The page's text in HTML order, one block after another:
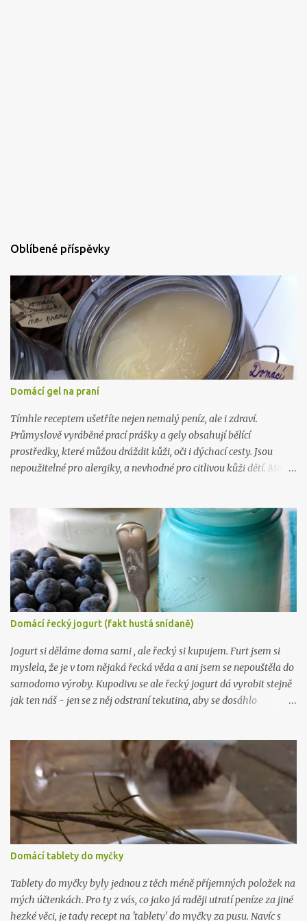
Oblíbené příspěvky
Domácí gel na praní
Tímhle receptem ušetříte nejen nemalý peníz, ale i zdraví.
Průmyslově vyráběné prací prášky a gely obsahují bělící
prostředky, které můžou dráždit kůži, oči i dýchací cesty. Jsou
nepoužitelné pro alergiky, a nevhodné pro citlivou kůži dětí. Mimo
potřebovat: 1 mýdlo na praní ( Marsejské , Jelen) 300 gr práškové
sody na praní (seženete ZDE ) 15 kapek esenciálního oleje dle
vlastního výběru (vybírejte ZDE ) 10 litrů vařící vody Mýdlo
nastrouhejte na jemno a rozmíchejte ve vroucí vodě, po rozpuštění
přimíchejte sodu, opět míchejte až do úplného rozpuštění, pak
přilívejte vařící vodu. Nechte zchladit a přidejte esenciální olej.
Nechte stát 24 hodin a je to. :) Chcete taky vyrábět víc? Pak tu
mám, ne 1, ne 2, ale už 3 knihy plné návodů , které vám poradí, jak
na to: Líbil se vám tenhle recept? Zkoukněte další návo...
Domácí řecký jogurt (fakt hustá snídaně)
Jogurt si děláme doma sami , ale řecký si kupujem. Furt jsem si
myslela, že je v tom nějaká řecká věda a ani jsem se nepouštěla do
samodomo výroby. Kupodivu se ale řecký jogurt dá vyrobit stejně
jak ten náš - jen se z něj odstraní tekutina, aby se dosáhlo
zkuste ji. Je řecky božská. Budete potřebovat: 1 litr kvalitního
plnotučného mléka 1 kelímek kvalitního bílého jogurtu (nic
nezkazíte když bude bio) plátýnko Mléko nalijte do hrnce a
ohřejte na 40 stupňů. Přidejte jogurt a promíchjte. Směs přelijte do
velké sklenice (je dobré ji pořádně umýt, nejlépe i vyvařit) s
uzavíratelným hrdlem a nechte při pokojové teplotě pracovat. Za
12 hodin nalijte jogurt do plátýnka vytlačte co nejvíc tekutiny.
Hustota řeckého jogurtu připomíná hustotu zakysané smetany.
Poté uložte do lednice nejlépe do kabiček nebo skleniček vhodných
k uskla...
Domácí tablety do myčky
Tablety do myčky byly jednou z těch méně příjemných položek na
mých účtenkách. Pro ty z vás, co jako já raději utratí peníze za jiné
hezké věci, je tady recept na 'tablety' do myčky za pusu. Navíc s